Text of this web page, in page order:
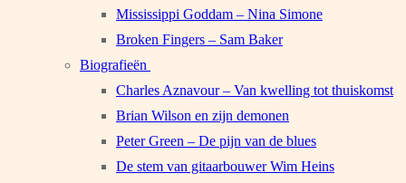
Mississippi Goddam – Nina Simone
Broken Fingers – Sam Baker
Biografieën
Charles Aznavour – Van kwelling tot thuiskomst
Brian Wilson en zijn demonen
Peter Green – De pijn van de blues
De stem van gitaarbouwer Wim Heins